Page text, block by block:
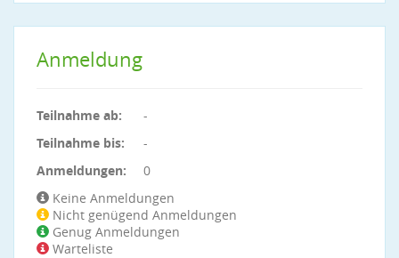
Anmeldung
Teilnahme ab:
-
Teilnahme bis:
-
Anmeldungen:
0
Keine Anmeldungen
Nicht genügend Anmeldungen
Genug Anmeldungen
Warteliste